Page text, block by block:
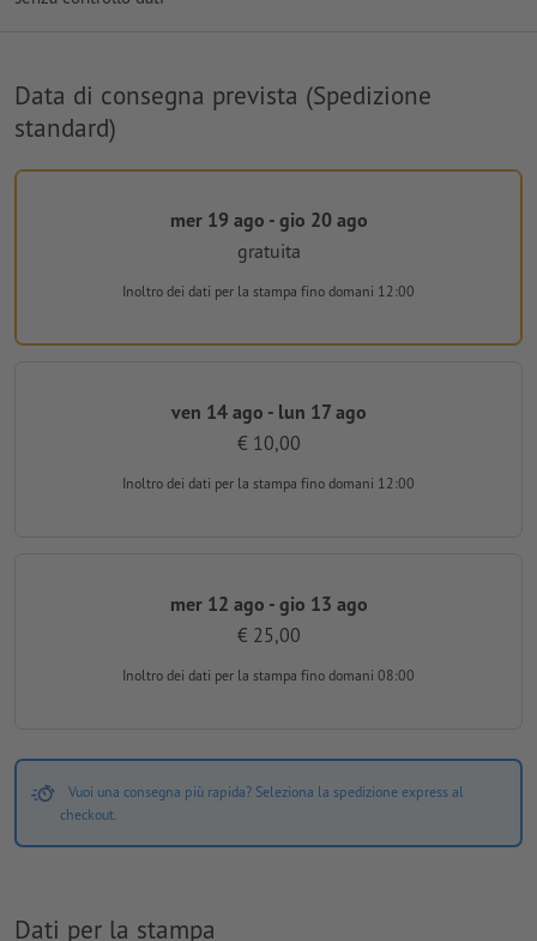
Data di consegna prevista (Spedizione
standard)
mer 19 ago - gio 20 ago
gratuita
Inoltro dei dati per la stampa fino domani 12:00
ven 14 ago - lun 17 ago
€ 10,00
Inoltro dei dati per la stampa fino domani 12:00
mer 12 ago - gio 13 ago
€ 25,00
Inoltro dei dati per la stampa fino domani 08:00
Vuoi una consegna più rapida? Seleziona la spedizione express al
checkout.
Dati per la stampa